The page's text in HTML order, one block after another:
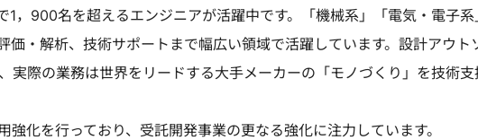
1，900名を超えるエンジニアが活躍中です。「機械系」「電気・電子系
価・解析、技術サポートまで幅広い領域で活躍しています。設計アウト
実際の業務は世界をリードする大手メーカーの「モノづくり」を技術支
化を行っており、受託開発事業の更なる強化に注力しています。